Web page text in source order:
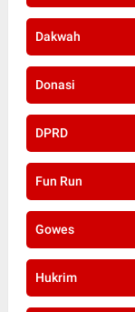
Dakwah
Donasi
DPRD
Fun Run
Gowes
Hukrim